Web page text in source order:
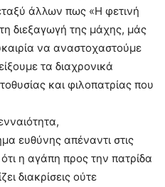
άλλων πως «Η φετινή
διεξαγωγή της μάχης, μάς
να αναστοχαστούμε
τα διαχρονικά
και φιλοπατρίας που
ευθύνης απέναντι στις
η αγάπη προς την πατρίδα
διακρίσεις ούτε